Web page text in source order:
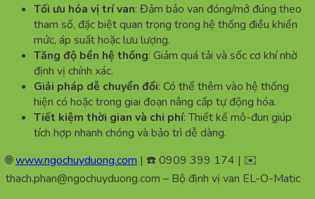
Tối ưu hóa vị trí van: Đảm bảo van đóng/mở đúng theo
tham số, đặc biệt quan trọng trong hệ thống điều khiển
mức, áp suất hoặc lưu lượng.
Tăng độ bền hệ thống: Giảm quá tải và sốc cơ khí nhờ
định vị chính xác.
Giải pháp dễ chuyển đổi: Có thể thêm vào hệ thống
hiện có hoặc trong giai đoạn nâng cấp tự động hóa.
Tiết kiệm thời gian và chi phí: Thiết kế mô-đun giúp
tích hợp nhanh chóng và bảo trì dễ dàng.
🌐www.ngochuyduong.com | ☎️ 0909 399 174 | ✉️
thach.phan@ngochuyduong.com – Bộ định vị van EL-O-Matic